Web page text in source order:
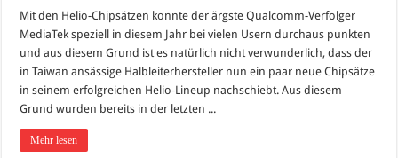
Mit den Helio-Chipsätzen konnte der ärgste Qualcomm-Verfolger
MediaTek speziell in diesem Jahr bei vielen Usern durchaus punkten
und aus diesem Grund ist es natürlich nicht verwunderlich, dass der
in Taiwan ansässige Halbleiterhersteller nun ein paar neue Chipsätze
in seinem erfolgreichen Helio-Lineup nachschiebt. Aus diesem
Grund wurden bereits in der letzten ...
Mehr lesen